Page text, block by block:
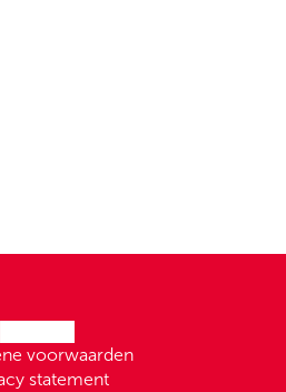
voorwaarden
statement